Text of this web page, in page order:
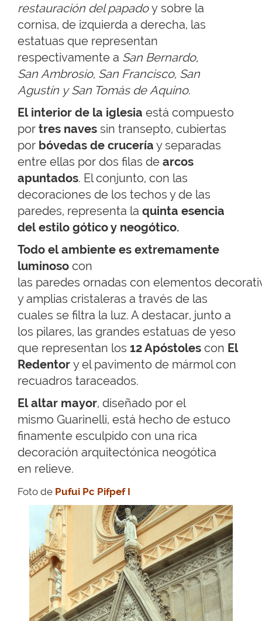
restauración del papadoy sobre la
cornisa, de izquierda a derecha, las
estatuas que representan
respectivamente a San Bernardo,
San Ambrosio, San Francisco, San
Agustín y San Tomás de Aquino.
El interior de la iglesia está compuesto
por tres naves sin transepto, cubiertas
por bóvedas de crucería y separadas
entre ellas por dos filas de arcos
apuntados. El conjunto, con las
decoraciones de los techos y de las
paredes, representa la quinta esencia
del estilo gótico y neogótico.
Todo el ambiente es extremamente
luminoso con
las paredes ornadas con elementos
y amplias cristaleras a través de las
cuales se filtra la luz. A destacar, junto a
los pilares, las grandes estatuas de yeso
que representan los 12 Apóstoles con El
Redentor y el pavimento de mármol con
recuadros taraceados.
El altar mayor, diseñado por el
mismo Guarinelli, está hecho de estuco
finamente esculpido con una rica
decoración arquitectónica neogótica
en relieve.
Foto de Pufui Pc Pifpef I